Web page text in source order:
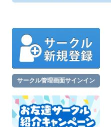
サークル管理画面サインイン